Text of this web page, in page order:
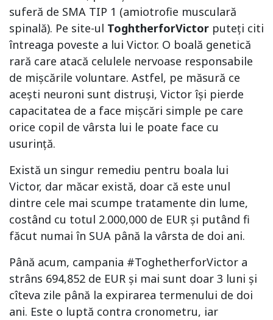
suferă de SMA TIP 1 (amiotrofie musculară
spinală). Pe site-ul ToghtherforVictor puteți citi
întreaga poveste a lui Victor. O boală genetică
rară care atacă celulele nervoase responsabile
de mișcările voluntare. Astfel, pe măsură ce
acești neuroni sunt distruși, Victor își pierde
capacitatea de a face mișcări simple pe care
orice copil de vârsta lui le poate face cu
usurință.
Există un singur remediu pentru boala lui
Victor, dar măcar există, doar că este unul
dintre cele mai scumpe tratamente din lume,
costând cu totul 2.000,000 de EUR și putând fi
făcut numai în SUA până la vârsta de doi ani.
Până acum, campania #ToghetherforVictor a
strâns 694,852 de EUR și mai sunt doar 3 luni și
cîteva zile până la expirarea termenului de doi
ani. Este o luptă contra cronometru, iar